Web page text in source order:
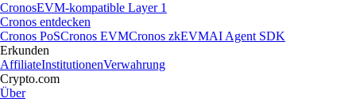
CronosEVM-kompatible Layer 1
Cronos entdecken
Cronos PoSCronos EVMCronos zkEVMAI Agent SDK
Erkunden
AffiliateInstitutionenVerwahrung
Crypto.com
Über